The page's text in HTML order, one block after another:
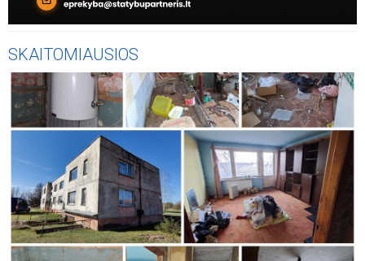
SKAITOMIAUSIOS